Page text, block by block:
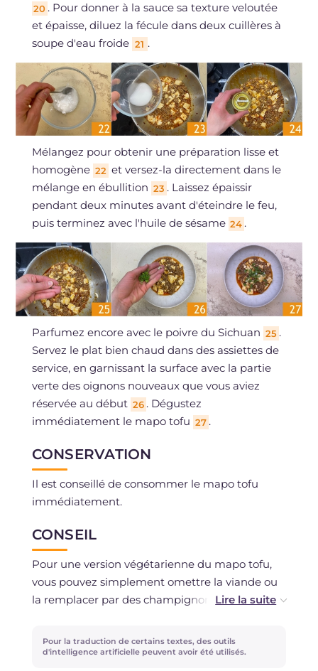
20 . Pour donner à la sauce sa texture veloutée
et épaisse, diluez la fécule dans deux cuillères à
soupe d'eau froide 21 .
Mélangez pour obtenir une préparation lisse et
homogène 22 et versez-la directement dans le
mélange en ébullition 23 . Laissez épaissir
pendant deux minutes avant d'éteindre le feu,
puis terminez avec l'huile de sésame 24 .
Parfumez encore avec le poivre du Sichuan 25 .
Servez le plat bien chaud dans des assiettes de
service, en garnissant la surface avec la partie
verte des oignons nouveaux que vous aviez
réservée au début 26 . Dégustez
immédiatement le mapo tofu 27 .
CONSERVATION
Il est conseillé de consommer le mapo tofu
immédiatement.
CONSEIL
Pour une version végétarienne du mapo tofu,
vous pouvez simplement omettre la viande ou
la remplacer par des champignons, par
Pour la traduction de certains textes, des outils
d'intelligence artificielle peuvent avoir été utilisés.